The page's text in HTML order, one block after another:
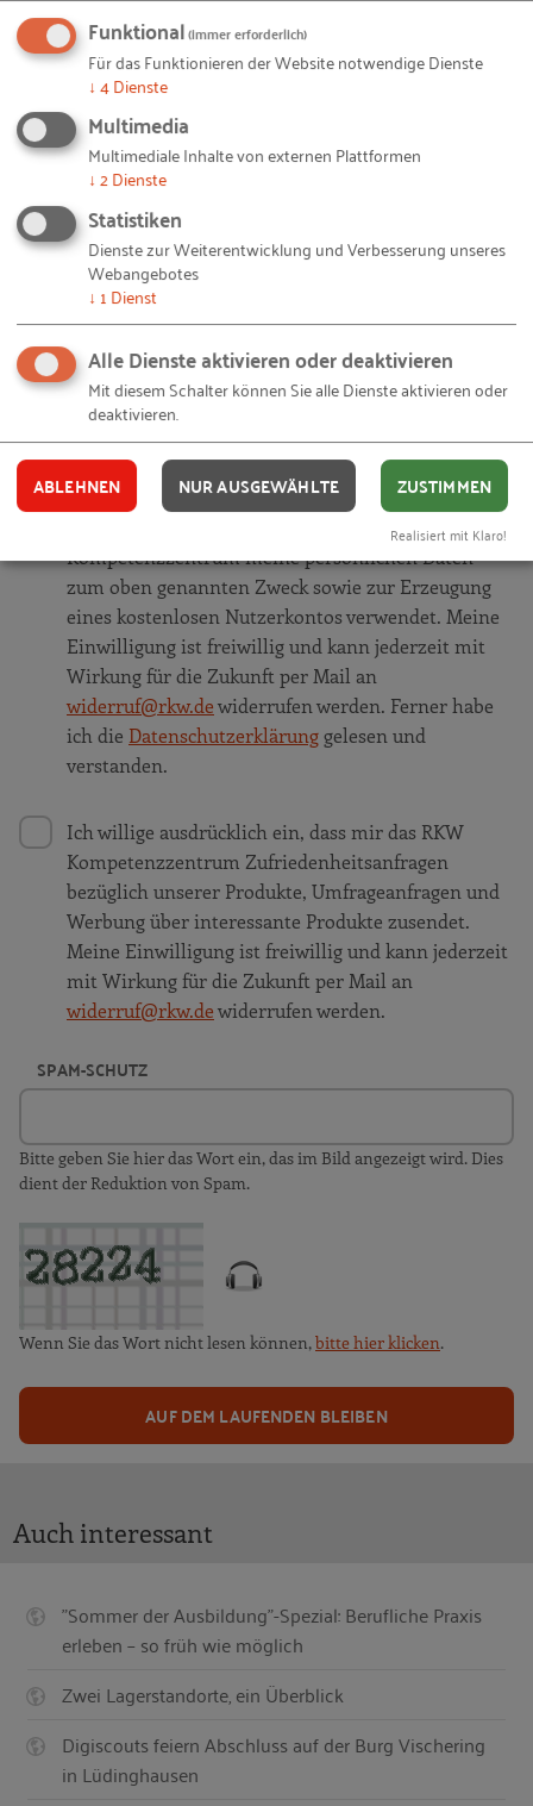
Bleiben Sie auf dem Laufenden!
Mit unseren RKW Alerts bleiben Sie immer auf dem
Laufenden. Wir informieren Sie automatisch und
kostenlos, sobald es etwas Neues zum Projekt
"Fachkräftesicherung – jedes Alter (ist) gefragt
unserer Website gibt. Alles, was Sie dafür brauchen,
ist eine E-Mail-Adresse und 10 Sekunden Zeit.
IHRE E-MAIL-ADRESSE
Ich akzeptiere dieNutzungsbedingungen.
Kompetenzzentrum meine persönlichen Daten
zum oben genannten Zweck sowie zur Erzeugung
eines kostenlosen Nutzerkontos verwendet. Meine
Einwilligung ist freiwillig und kann jederzeit mit
Wirkung für die Zukunft per Mail an
widerruf@rkw.dewiderrufen werden. Ferner habe
ich die Datenschutzerklärunggelesen und
verstanden.
Ich willige ausdrücklich ein, dass mir das RKW
Kompetenzzentrum Zufriedenheitsanfragen
bezüglich unserer Produkte, Umfrageanfragen und
Werbung über interessante Produkte zusendet.
Meine Einwilligung ist freiwillig und kann jederzeit
mit Wirkung für die Zukunft per Mail an
widerruf@rkw.dewiderrufen werden.
SPAM-SCHUTZ
Bitte geben Sie hier das Wort ein, das im Bild angezeigt wird. Dies
dient der Reduktion von Spam.
Wenn Sie das Wort nicht lesen können,bitte hier klicken.
AUF DEM LAUFENDEN BLEIBEN
Auch interessant
"Sommer der Ausbildung"-Spezial: Berufliche Praxis
erleben – so früh wie möglich
Zwei Lagerstandorte, ein Überblick
Digiscouts feiern Abschluss auf der Burg Vischering
in Lüdinghausen
Funktional(immer erforderlich)
Für das Funktionieren der Website notwendige Dienste
↓ 4Dienste
Multimedia
Multimediale Inhalte von externen Plattformen
↓ 2Dienste
Statistiken
Dienste zur Weiterentwicklung und Verbesserung unseres
Webangebotes
↓ 1 Dienst
Alle Dienste aktivieren oder deaktivieren
Mit diesem Schalter können Sie alle Dienste aktivieren oder
deaktivieren.
ABLEHNEN NUR AUSGEWÄHLTE ZUSTIMMEN
Realisiert mit Klaro!